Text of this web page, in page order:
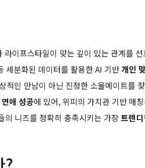
이프스타일이 맞는 깊이 있는 관계를
세분화된 데이터를 활용한 AI 기반개인
인 만남이 아닌 진정한 소울메이트를
애 성공에 있어, 위피의 가치관 기반 매
의 니즈를 정확히 충족시키는 가장트렌디
?